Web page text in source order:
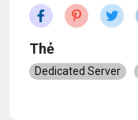
Thẻ
Dedicated Server